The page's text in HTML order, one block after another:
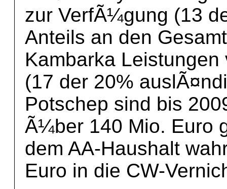
zur VerfÃ¼gung (13
Anteils an den
Kambarka
(17 der 20%
Potschep sind bis
Ã¼ber 140 Mio. Euro
dem AA-Haushalt
Euro in die CW-